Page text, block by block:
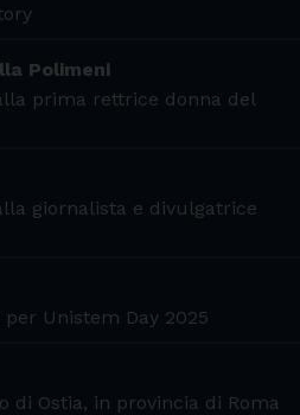
Polimeni
prima rettrice donna del
giornalista e divulgatrice
Unistem Day 2025
di Ostia, in provincia di Roma